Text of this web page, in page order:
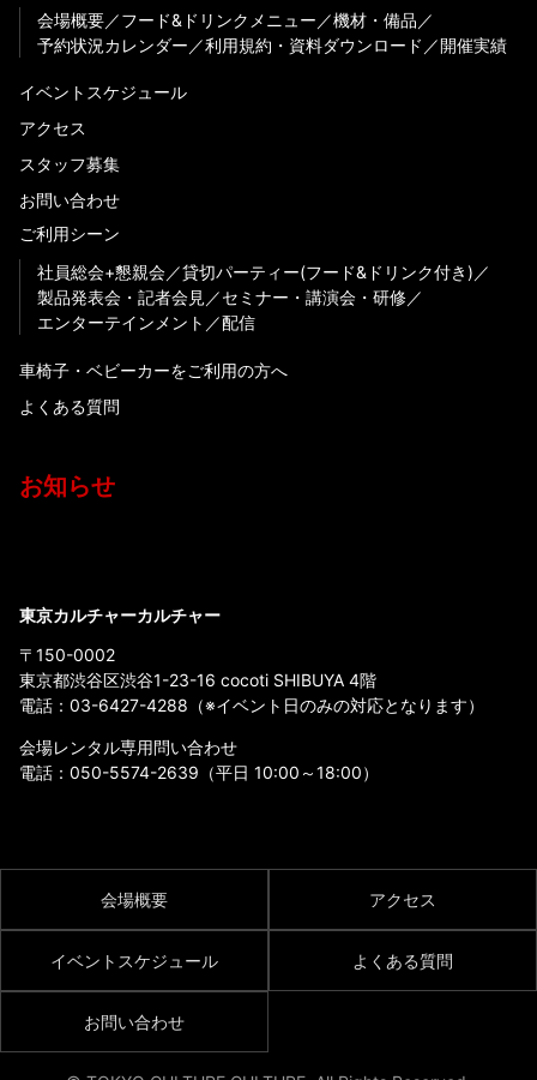
会場概要
フード&ドリンクメニュー
機材・備品
予約状況カレンダー
利用規約・資料ダウンロード 開催実績
イベントスケジュール
アクセス
スタッフ募集
お問い合わせ
ご利用シーン
社員総会+懇親会
貸切パーティー(フード&ドリンク付き)
製品発表会・記者会見
セミナー・講演会・研修
エンターテインメント
配信
車椅子・ベビーカーをご利用の方へ
よくある質問
お知らせ
東京カルチャーカルチャー
〒150-0002
東京都渋谷区渋谷1-23-16 cocoti SHIBUYA 4階
電話： 03-6427-4288 （※イベント日のみの対応となります）
会場レンタル専用問い合わせ
電話： 050-5574-2639 （平日 10:00～18:00）
会場概要 アクセス
イベントスケジュール よくある質問
お問い合わせ